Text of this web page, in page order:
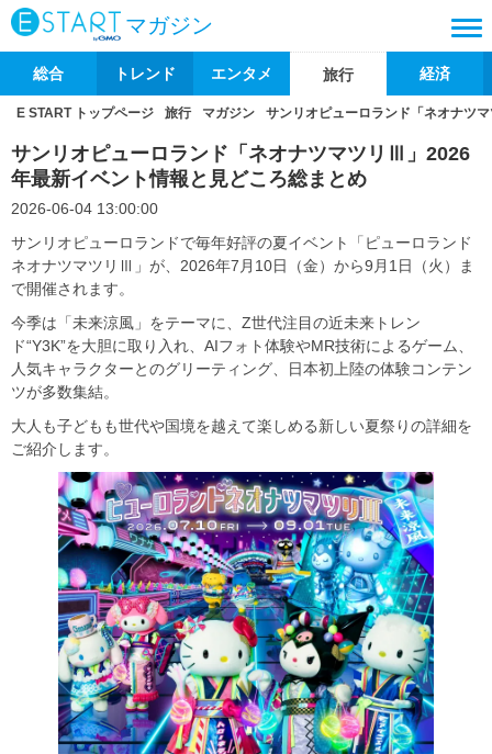
マガジン
総合 トレンド エンタメ 旅行 経済
E START トップページ 旅行 マガジン サンリオピューロランド「ネオナツ
サンリオピューロランド「ネオナツマツリⅢ」2026
年最新イベント情報と見どころ総まとめ
2026-06-04 13:00:00
サンリオピューロランドで毎年好評の夏イベント「ピューロランド
ネオナツマツリⅢ」が、2026年7月10日（金）から9月1日（火）ま
で開催されます。
今季は「未来涼風」をテーマに、Z世代注目の近未来トレン
ド“Y3K”を大胆に取り入れ、AIフォト体験やMR技術によるゲーム、
人気キャラクターとのグリーティング、日本初上陸の体験コンテン
ツが多数集結。
大人も子どもも世代や国境を越えて楽しめる新しい夏祭りの詳細を
ご紹介します。